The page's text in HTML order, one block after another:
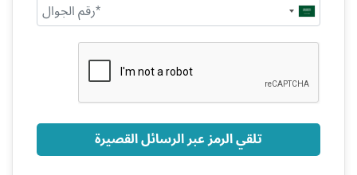
Saudi
Arabia
تلقي الرمز عبر الرسائل القصيرة